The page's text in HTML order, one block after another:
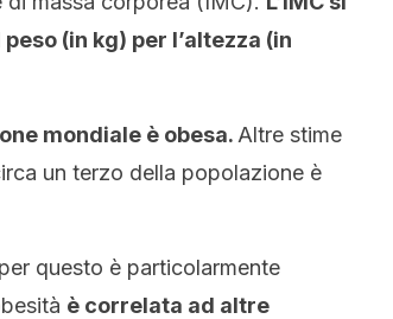
(in kg) per l’altezza (in
mondiale è obesa. Altre stime
un terzo della popolazione è
questo è particolarmente
è correlata ad altre